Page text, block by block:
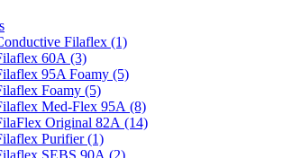
Filaflex (1)
60A (3)
95A Foamy (5)
Foamy (5)
Med-Flex 95A (8)
Original 82A (14)
Purifier (1)
SEBS 90A (2)